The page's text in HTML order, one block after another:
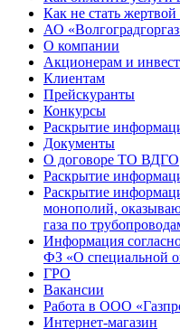
Как не стать
АО
О компании
Акционерам и
Клиентам
Прейскуранты
Конкурсы
Раскрытие
Документы
О договоре ТО ВДГО
Раскрытие
Раскрытие
монополий,
газа по
Информация
ФЗ «О специальной
ГРО
Вакансии
Работа в ООО
Интернет-магазин